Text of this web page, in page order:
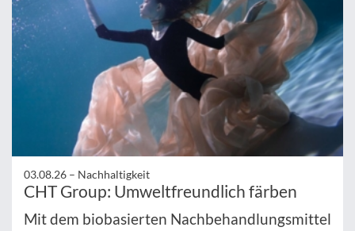
03.08.26 – Nachhaltigkeit
CHT Group: Umweltfreundlich färben
Mit dem biobasierten Nachbehandlungsmittel